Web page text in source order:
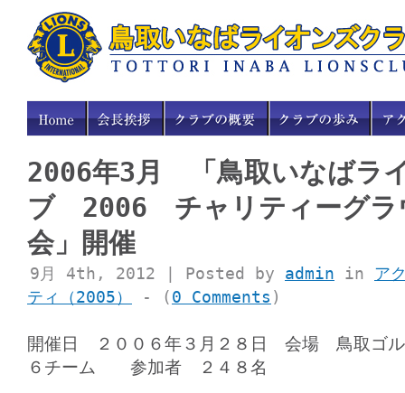
2006年3月 「鳥取いなばラ
ブ 2006 チャリティーグラ
会」開催
9月 4th, 2012 | Posted by admin in ア
ティ（2005）
- (0 Comments )
開催日 ２００６年３月２８日 会場 鳥取ゴ
６チーム 参加者 ２４８名